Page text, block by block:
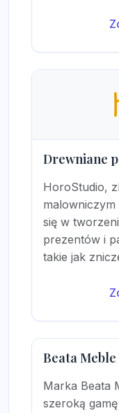
Drewniane
HoroStudio,
się w
prezentów i
takie jak
Beata Meble
Marka Beata
szeroką